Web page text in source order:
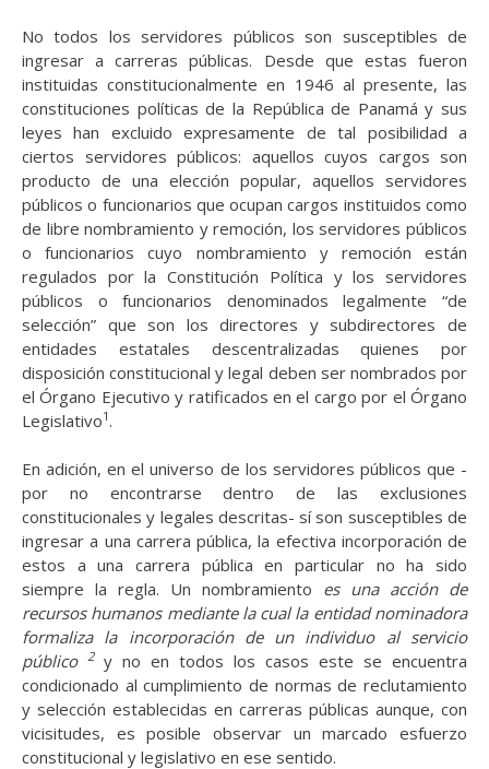
No todos los servidores públicos son susceptibles de
ingresar a carreras públicas. Desde que estas fueron
instituidas constitucionalmente en 1946 al presente, las
constituciones políticas de la República de Panamá y sus
leyes han excluido expresamente de tal posibilidad a
ciertos servidores públicos: aquellos cuyos cargos son
producto de una elección popular, aquellos servidores
públicos o funcionarios que ocupan cargos instituidos como
de libre nombramiento y remoción, los servidores públicos
o funcionarios cuyo nombramiento y remoción están
regulados por la Constitución Política y los servidores
públicos o funcionarios denominados legalmente “de
selección” que son los directores y subdirectores de
entidades estatales descentralizadas quienes por
disposición constitucional y legal deben ser nombrados por
el Órgano Ejecutivo y ratificados en el cargo por el Órgano
Legislativo1 .
En adición, en el universo de los servidores públicos que -
por no encontrarse dentro de las exclusiones
constitucionales y legales descritas- sí son susceptibles de
ingresar a una carrera pública, la efectiva incorporación de
estos a una carrera pública en particular no ha sido
siempre la regla. Un nombramiento es una acción de
recursos humanos mediante la cual la entidad nominadora
formaliza la incorporación de un individuo al servicio
público 2 y no en todos los casos este se encuentra
condicionado al cumplimiento de normas de reclutamiento
y selección establecidas en carreras públicas aunque, con
vicisitudes, es posible observar un marcado esfuerzo
constitucional y legislativo en ese sentido.